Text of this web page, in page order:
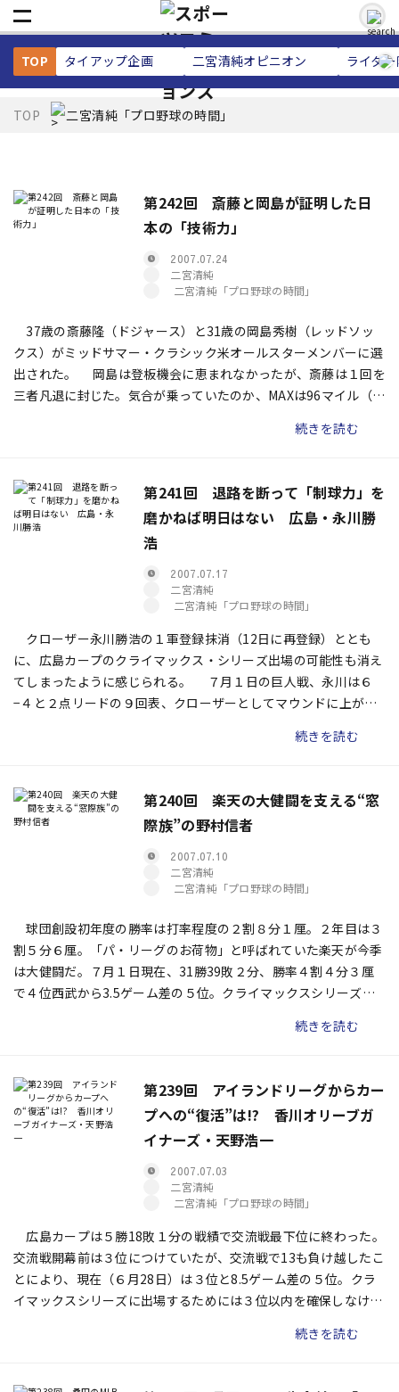
TOP タイアップ企画 二宮清純オピニオン ライタ
TOP 二宮清純「プロ野球の時間」
第242回 斎藤と岡島が証明した日
本の「技術力」
2007.07.24
二宮清純
二宮清純「プロ野球の時間」
37歳の斎藤隆（ドジャース）と31歳の岡島秀樹（レッドソッ
クス）がミッドサマー・クラシック――米オールスターメンバーに選
出された。 岡島は登板機会に恵まれなかったが、斎藤は１回を
三者凡退に封じた。気合が乗っていたのか、MAXは96マイル（約
続きを読む
第241回 退路を断って「制球力」を
磨かねば明日はない 広島・永川勝
浩
2007.07.17
二宮清純
二宮清純「プロ野球の時間」
クローザー永川勝浩の１軍登録抹消（12日に再登録）ととも
に、広島カープのクライマックス・シリーズ出場の可能性も消え
てしまったように感じられる。 ７月１日の巨人戦、永川は６
−４と２点リードの９回表、クローザーとしてマウンドに上がっ
れてしまう。“ガラスの抑え”を象徴するようなシーンだった。
続きを読む
第240回 楽天の大健闘を支える“窓
際族”の野村信者
2007.07.10
二宮清純
二宮清純「プロ野球の時間」
球団創設初年度の勝率は打率程度の２割８分１厘。２年目は３
割５分６厘。「パ・リーグのお荷物」と呼ばれていた楽天が今季
は大健闘だ。７月１日現在、31勝39敗２分、勝率４割４分３厘
で４位西武から3.5ゲーム差の５位。クライマックスシリーズ
続きを読む
第239回 アイランドリーグからカー
プへの“復活”は!? 香川オリーブガ
イナーズ・天野浩一
2007.07.03
二宮清純
二宮清純「プロ野球の時間」
広島カープは５勝18敗１分の戦績で交流戦最下位に終わった。
交流戦開幕前は３位につけていたが、交流戦で13も負け越したこ
とにより、現在（６月28日）は３位と8.5ゲーム差の５位。クラ
イマックスシリーズに出場するためには３位以内を確保しなけれ
続きを読む